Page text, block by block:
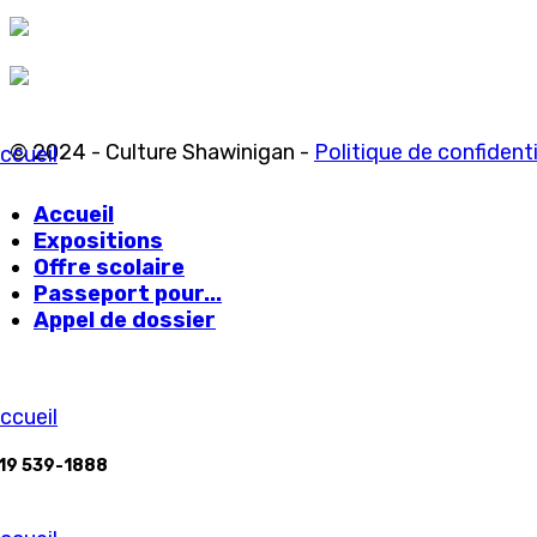
© 2024 - Culture Shawinigan - Politique de
Accueil
Expositions
Offre scolaire
Passeport pour...
Appel de dossier
539-1888